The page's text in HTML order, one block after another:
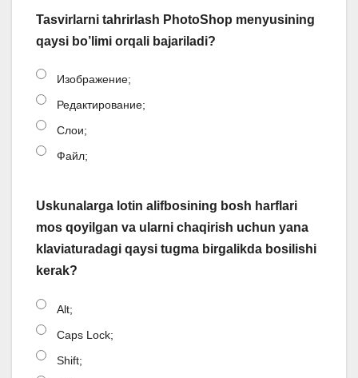
Tasvirlarni tahrirlash PhotoShop menyusining
qaysi bo’limi orqali bajariladi?
Изображение;
Редактирование;
Слои;
Файл;
Uskunalarga lotin alifbosining bosh harflari
mos qoyilgan va ularni chaqirish uchun yana
klaviaturadagi qaysi tugma birgalikda bosilishi
kerak?
Alt;
Caps Lock;
Shift;